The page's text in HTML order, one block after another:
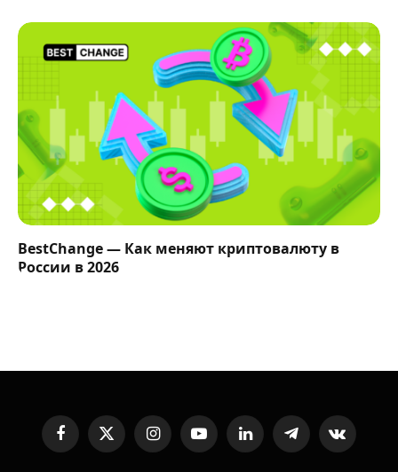
BestChange — Как меняют криптовалюту в
России в 2026
FacebookX
(Twitter)
InstagramYouTubeLinkedInTelegramVKontakte